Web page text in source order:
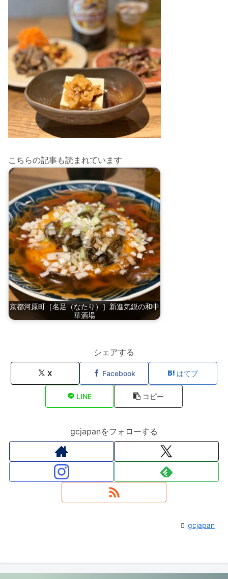
こちらの記事も読まれています
京都河原町［名足（なたり）］新進気鋭の和中
華酒場
シェアする
X Facebook はてブ
LINE コピー
gcjapanをフォローする
gcjapan